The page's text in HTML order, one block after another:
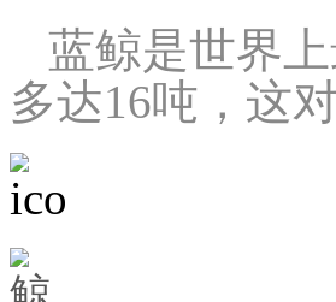
蓝鲸是世界
多达16吨，这